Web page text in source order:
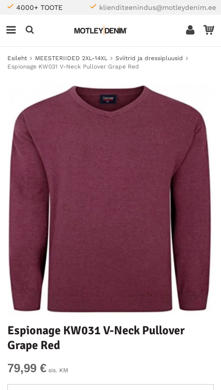
4000+ TOOTE klienditeenindus@motleydenim.ee
Esileht MEESTERIIDED 2XL-14XL
Sviitrid ja dressipluusid
Espionage KW031 V-Neck Pullover Grape Red
Espionage KW031 V-Neck Pullover
Grape Red
79,99 € sis. KM